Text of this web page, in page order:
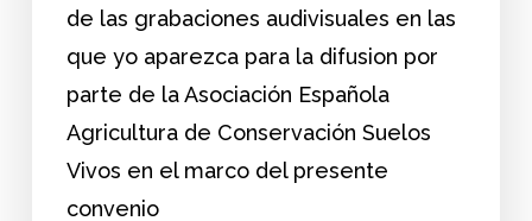
de las grabaciones audivisuales en las
que yo aparezca para la difusion por
parte de la Asociación Española
Agricultura de Conservación Suelos
Vivos en el marco del presente
convenio